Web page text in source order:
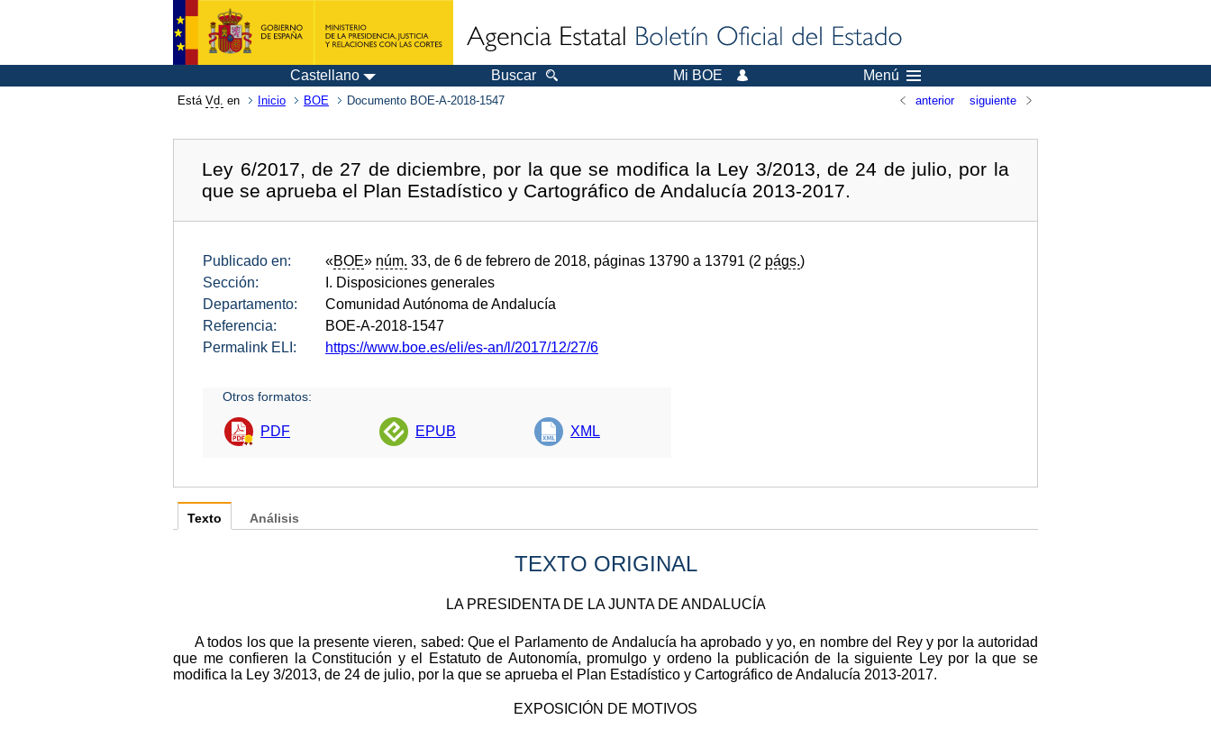
Castellano Buscar Mi BOE Menú
Está Vd. en Inicio BOE Documento BOE-A-2018-1547 anterior siguiente
Ley 6/2017, de 27 de diciembre, por la que se modifica la Ley 3/2013, de 24 de julio, por la
que se aprueba el Plan Estadístico y Cartográfico de Andalucía 2013-2017.
Publicado en: «BOE» núm. 33, de 6 de febrero de 2018, páginas 13790 a 13791 (2 págs.)
Sección:
I. Disposiciones generales
Departamento:
Comunidad Autónoma de Andalucía
Referencia:
BOE-A-2018-1547
Permalink ELI:
https://www.boe.es/eli/es-an/l/2017/12/27/6
Otros formatos:
PDF EPUB XML
Texto
TEXTO ORIGINAL
LA PRESIDENTA DE LA JUNTA DE ANDALUCÍA
A todos los que la presente vieren, sabed: Que el Parlamento de Andalucía ha aprobado y yo, en nombre del Rey y por la autoridad
que me confieren la Constitución y el Estatuto de Autonomía, promulgo y ordeno la publicación de la siguiente Ley por la que se
modifica la Ley 3/2013, de 24 de julio, por la que se aprueba el Plan Estadístico y Cartográfico de Andalucía 2013-2017.
EXPOSICIÓN DE MOTIVOS
Análisis